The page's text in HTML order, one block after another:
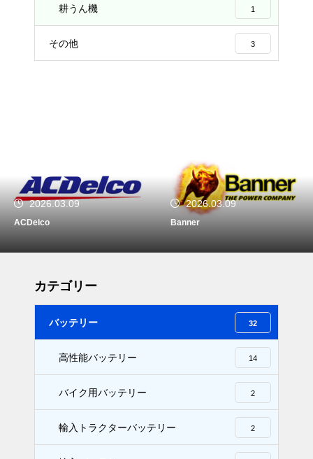
耕うん機 1
その他 3
2026.03.09
Banner
2026.03.09
VARTA
カテゴリー
バッテリー 32
高性能バッテリー 14
バイク用バッテリー 2
輸入トラクターバッテリー 2